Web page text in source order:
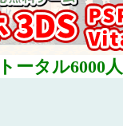
ータル6000